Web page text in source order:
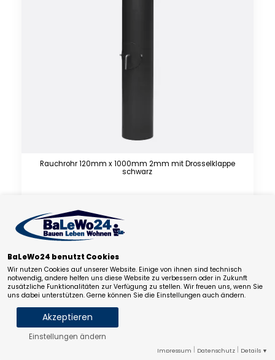
Rauchrohr 120mm x 1000mm 2mm mit Drosselklappe
schwarz
inkl. 19% MwSt. zzgl. Versandkosten
Lieferfrist: ca. 5-8 Werktage.
BaLeWo24 benutzt Cookies
Wir nutzen Cookies auf unserer Website. Einige von ihnen sind technisch
notwendig, andere helfen uns diese Website zu verbessern oder in Zukunft
zusätzliche Funktionalitäten zur Verfügung zu stellen. Wir freuen uns, wenn Sie
uns dabei unterstützen. Gerne können Sie die Einstellungen auch ändern.
Akzeptieren
Einstellungen ändern
Statistik Marketing
Impressum Datenschutz Details ▼